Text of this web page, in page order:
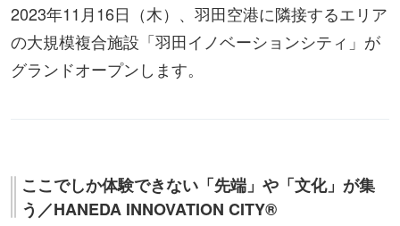
2023年11月16日（木）、羽田空港に隣接するエリア
の大規模複合施設「羽田イノベーションシティ」が
グランドオープンします。
ここでしか体験できない「先端」や「文化」が集
う／HANEDA INNOVATION CITY®